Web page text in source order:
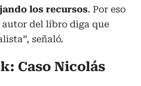
los recursos. Por eso
autor del libro diga que
señaló.
Caso Nicolás